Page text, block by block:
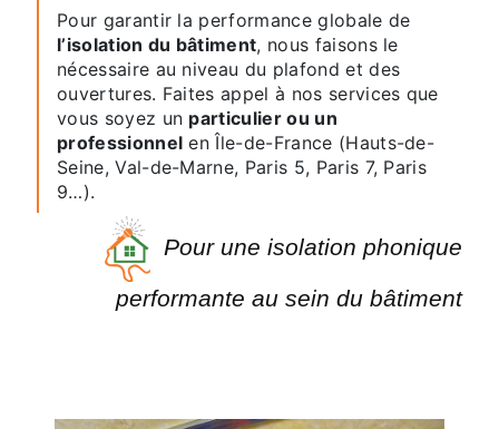
Pour garantir la performance globale de
l’isolation du bâtiment, nous faisons le
nécessaire au niveau du plafond et des
ouvertures. Faites appel à nos services que
vous soyez un particulier ou un
professionnel en Île-de-France (Hauts-de-
Seine, Val-de-Marne, Paris 5, Paris 7, Paris
9…).
Pour une isolation phonique
performante au sein du bâtiment